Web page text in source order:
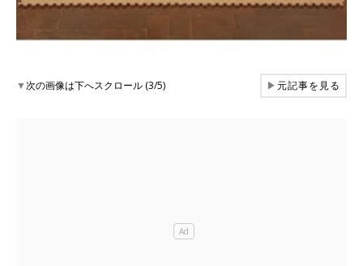
▼次の画像は下へスクロール (3/5) ▶元記事を見る